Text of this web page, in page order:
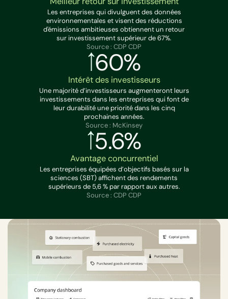
Les entreprises qui divulguent des données
environnementales et visent des réductions
d'émissions ambitieuses obtiennent un retour
sur investissement supérieur de 67%.
Source : CDP CDP
60%
Intérêt des investisseurs
Une majorité d’investisseurs augmenteront leurs
investissements dans les entreprises qui font de
leur durabilité une priorité dans les cinq
prochaines années.
Source : McKinsey
5.6%
Avantage concurrentiel
Les entreprises équipées d’objectifs basés sur la
sciences (SBT) affichent des rendements
supérieurs de 5,6 % par rapport aux autres.
Source : CDP CDP